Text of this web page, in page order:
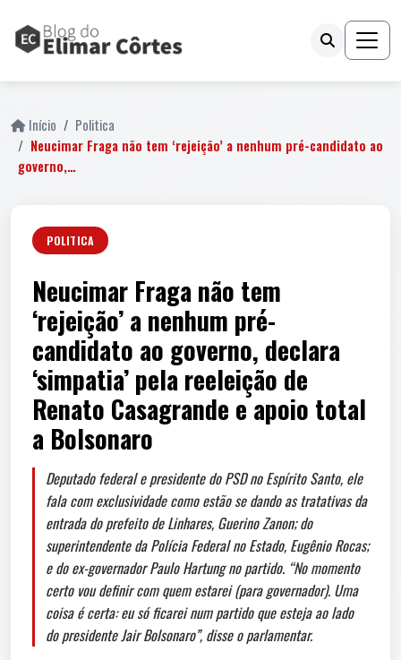
Início
Politica
Neucimar Fraga não tem ‘rejeição’ a nenhum pré-candidato ao
governo,…
POLITICA
Neucimar Fraga não tem
‘rejeição’ a nenhum pré-
candidato ao governo, declara
‘simpatia’ pela reeleição de
Renato Casagrande e apoio total
a Bolsonaro
Deputado federal e presidente do PSD no Espírito Santo, ele
fala com exclusividade como estão se dando as tratativas da
entrada do prefeito de Linhares, Guerino Zanon; do
superintendente da Polícia Federal no Estado, Eugênio Rocas;
e do ex-governador Paulo Hartung no partido. “No momento
certo vou definir com quem estarei (para governador). Uma
coisa é certa: eu só ficarei num partido que esteja ao lado
do presidente Jair Bolsonaro”, disse o parlamentar.